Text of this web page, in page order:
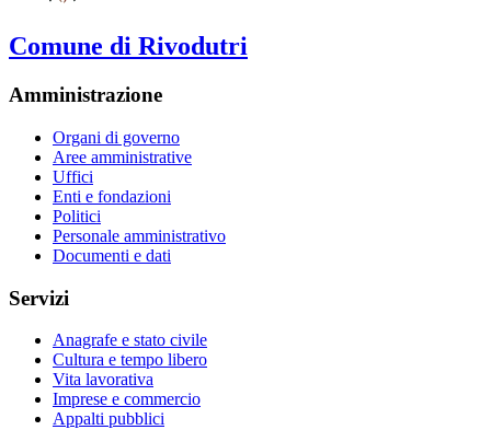
Comune di Rivodutri
Amministrazione
Organi di governo
Aree amministrative
Uffici
Enti e fondazioni
Politici
Personale amministrativo
Documenti e dati
Servizi
Anagrafe e stato civile
Cultura e tempo libero
Vita lavorativa
Imprese e commercio
Appalti pubblici